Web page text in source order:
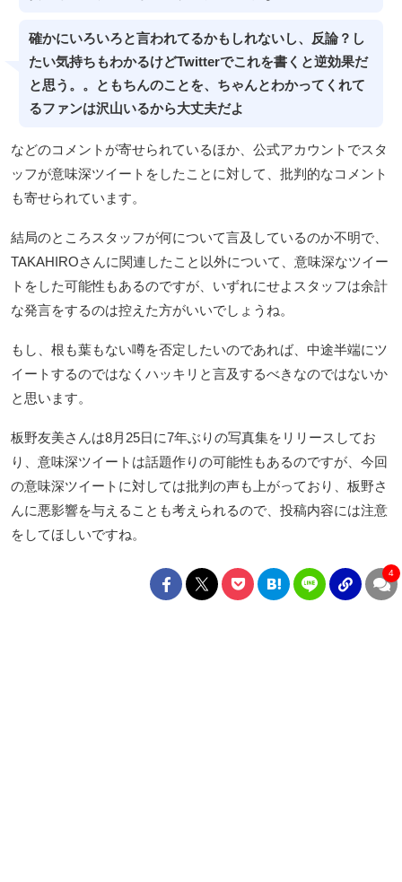
確かにいろいろと言われてるかもしれないし、反論？し
たい気持ちもわかるけどTwitterでこれを書くと逆効果だ
と思う。。ともちんのことを、ちゃんとわかってくれて
るファンは沢山いるから大丈夫だよ
などのコメントが寄せられているほか、公式アカウントでスタ
ッフが意味深ツイートをしたことに対して、批判的なコメント
も寄せられています。
結局のところスタッフが何について言及しているのか不明で、
TAKAHIROさんに関連したこと以外について、意味深なツイー
トをした可能性もあるのですが、いずれにせよスタッフは余計
な発言をするのは控えた方がいいでしょうね。
もし、根も葉もない噂を否定したいのであれば、中途半端にツ
イートするのではなくハッキリと言及するべきなのではないか
と思います。
板野友美さんは8月25日に7年ぶりの写真集をリリースしてお
り、意味深ツイートは話題作りの可能性もあるのですが、今回
の意味深ツイートに対しては批判の声も上がっており、板野さ
んに悪影響を与えることも考えられるので、投稿内容には注意
をしてほしいですね。
4